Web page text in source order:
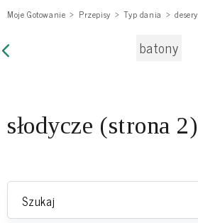
Moje Gotowanie Przepisy Typ dania desery
batony
słodycze (strona 2)